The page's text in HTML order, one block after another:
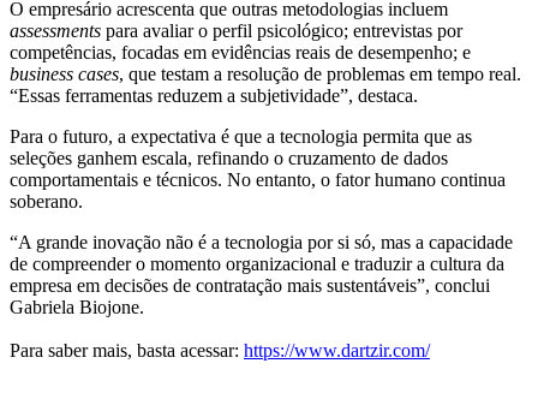
O empresário acrescenta que outras metodologias incluem
assessments para avaliar o perfil psicológico; entrevistas por
competências, focadas em evidências reais de desempenho; e
business cases, que testam a resolução de problemas em tempo real.
“Essas ferramentas reduzem a subjetividade”, destaca.
Para o futuro, a expectativa é que a tecnologia permita que as
seleções ganhem escala, refinando o cruzamento de dados
comportamentais e técnicos. No entanto, o fator humano continua
soberano.
“A grande inovação não é a tecnologia por si só, mas a capacidade
de compreender o momento organizacional e traduzir a cultura da
empresa em decisões de contratação mais sustentáveis”, conclui
Gabriela Biojone.
Para saber mais, basta acessar: https://www.dartzir.com/